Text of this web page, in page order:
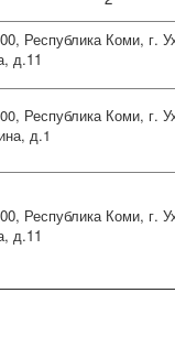
Республика Коми, г.
д.11
Республика Коми, г.
д.1
Республика Коми, г.
д.11